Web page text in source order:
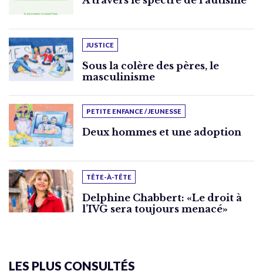
JUSTICE
Sous la colère des pères, le
masculinisme
PETITE ENFANCE / JEUNESSE
Deux hommes et une adoption
TÊTE-À-TÊTE
Delphine Chabbert: «Le droit à
l’IVG sera toujours menacé»
LES PLUS CONSULTÉS